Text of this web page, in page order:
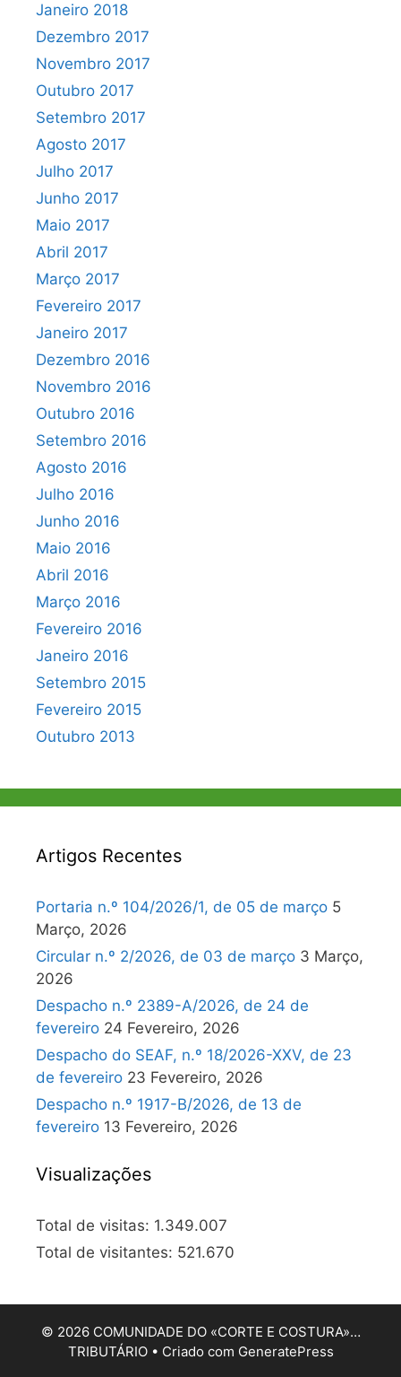
Janeiro 2018
Dezembro 2017
Novembro 2017
Outubro 2017
Setembro 2017
Agosto 2017
Julho 2017
Junho 2017
Maio 2017
Abril 2017
Março 2017
Fevereiro 2017
Janeiro 2017
Dezembro 2016
Novembro 2016
Outubro 2016
Setembro 2016
Agosto 2016
Julho 2016
Junho 2016
Maio 2016
Abril 2016
Março 2016
Fevereiro 2016
Janeiro 2016
Setembro 2015
Fevereiro 2015
Outubro 2013
Artigos Recentes
Portaria n.º 104/2026/1, de 05 de março 5
Março, 2026
Circular n.º 2/2026, de 03 de março 3 Março,
2026
Despacho n.º 2389-A/2026, de 24 de
fevereiro 24 Fevereiro, 2026
Despacho do SEAF, n.º 18/2026-XXV, de 23
de fevereiro 23 Fevereiro, 2026
Despacho n.º 1917-B/2026, de 13 de
fevereiro 13 Fevereiro, 2026
Visualizações
Total de visitas: 1.349.007
Total de visitantes: 521.670
© 2026 COMUNIDADE DO «CORTE E COSTURA»…
TRIBUTÁRIO• Criado com GeneratePress